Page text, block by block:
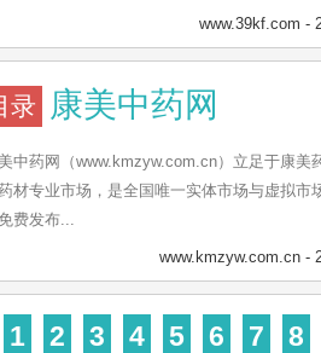
www.39kf.com -
录 康美中药网
中药网（www.kmzyw.com.cn）立足于康美
材专业市场，是全国唯一实体市场与虚拟市
费发布...
www.kmzyw.com.cn -
1 2 3 4 5 6 7 8